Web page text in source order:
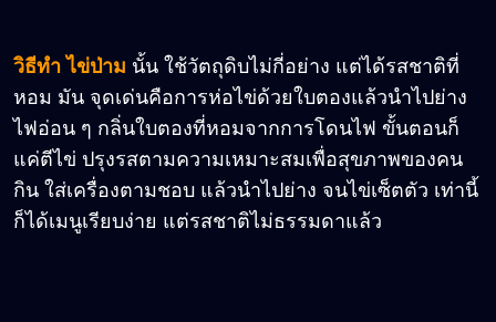
วิธีทำ ไข่ป่าม นั้น ใช้วัตถุดิบไม่กี่อย่าง แต่ได้รสชาติที่
หอม มัน จุดเด่นคือการห่อไข่ด้วยใบตองแล้วนำไปย่าง
ไฟอ่อน ๆ กลิ่นใบตองที่หอมจากการโดนไฟ ขั้นตอนก็
แค่ตีไข่ ปรุงรสตามความเหมาะสมเพื่อสุขภาพของคน
กิน ใส่เครื่องตามชอบ แล้วนำไปย่าง จนไข่เซ็ตตัว เท่านี้
ก็ได้เมนูเรียบง่าย แต่รสชาติไม่ธรรมดาแล้ว